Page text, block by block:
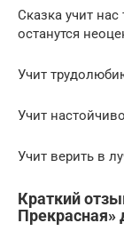
Сказка учит
останутся
Учит
Учит
Учит верить в
Краткий
Прекрасная»